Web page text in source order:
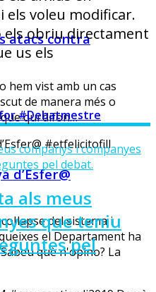
atacs contra
hem vist amb un cas
de manera més o
qui difon…
d’Esfer@
del sistema i
el Departament ha
què n'opino? La
voleu modificar.
els obriu directament
us els
als meus
que teniu
pel